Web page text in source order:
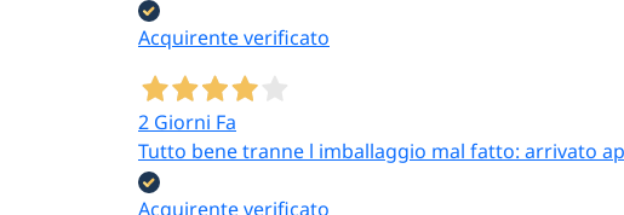
Acquirente verificato
2 Giorni Fa
Tutto bene tranne l imballaggio mal fatto: arrivato
Acquirente verificato